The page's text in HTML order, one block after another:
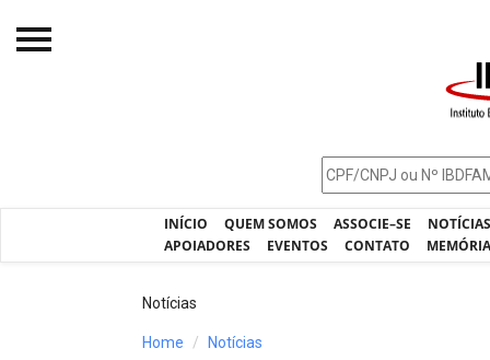
INÍCIO QUEM SOMOS ASSOCIE–SE
APOIADORES
EVENTOS CONTATO
Notícias
Home Notícias